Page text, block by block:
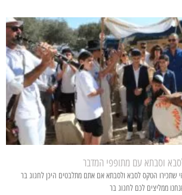
וסבתא עם מתופפי המדבר
שתכירו הטקס לסבא ולסבתא אם אתם מתלבטים היכן לחגוג בר